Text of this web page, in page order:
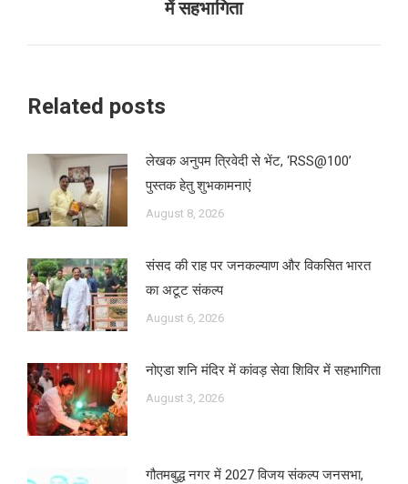
post:
में सहभागिता
Related posts
लेखक अनुपम त्रिवेदी से भेंट, ‘RSS@100’
पुस्तक हेतु शुभकामनाएं
August 8, 2026
संसद की राह पर जनकल्याण और विकसित भारत
का अटूट संकल्प
August 6, 2026
नोएडा शनि मंदिर में कांवड़ सेवा शिविर में सहभागिता
August 3, 2026
गौतमबुद्ध नगर में 2027 विजय संकल्प जनसभा,